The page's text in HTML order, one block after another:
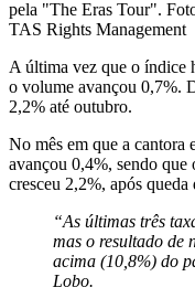
pela "The Eras Tour".
TAS Rights Management
A última vez que o índice
o volume avançou 0,7%.
2,2% até outubro.
No mês em que a cantora
avançou 0,4%, sendo que
cresceu 2,2%, após
“As últimas três
mas o resultado de
acima (10,8%) do
Lobo.